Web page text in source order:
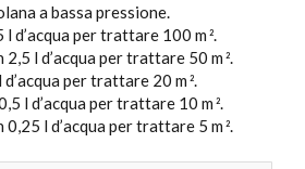
a bassa pressione.
d’acqua per trattare 100 m 2.
l d’acqua per trattare 50 m 2.
per trattare 20 m 2.
l d’acqua per trattare 10 m 2.
l d’acqua per trattare 5 m 2.